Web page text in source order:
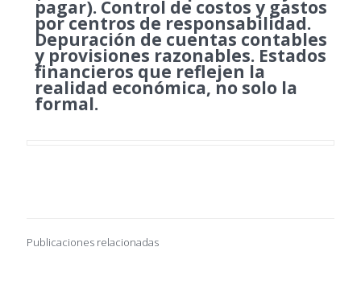
pagar). Control de costos y gastos
por centros de responsabilidad.
Depuración de cuentas contables
y provisiones razonables. Estados
financieros que reflejen la
realidad económica, no solo la
formal.
Publicaciones relacionadas